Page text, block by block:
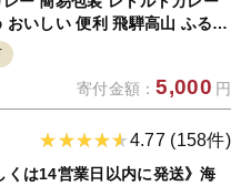
おいしい 便利 飛騨高山 ふるさ
寄付金額：5,000 円
4.77 (158件)
くは14営業日以内に発送》海